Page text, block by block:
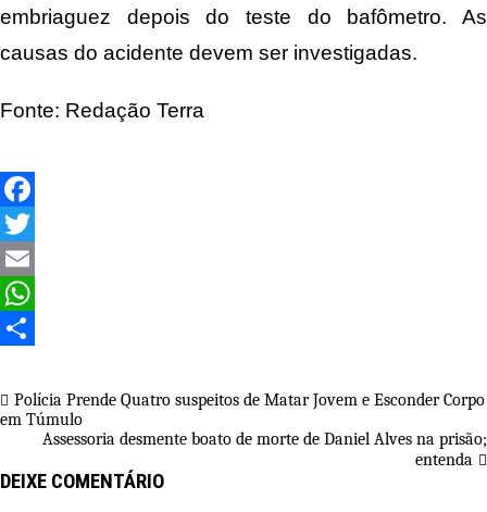
embriaguez depois do teste do bafômetro. As
causas do acidente devem ser investigadas.
Fonte: Redação Terra
Facebook
Twitter
Email
WhatsApp
Navegação
de
Polícia Prende Quatro suspeitos de Matar Jovem e Esconder Corpo
em Túmulo
Assessoria desmente boato de morte de Daniel Alves na prisão;
entenda
DEIXE COMENTÁRIO